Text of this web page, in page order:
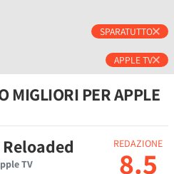
SPARATUTTO
APPLE TV
MIGLIORI PER APPLE
TV
REDAZIONE
8.5